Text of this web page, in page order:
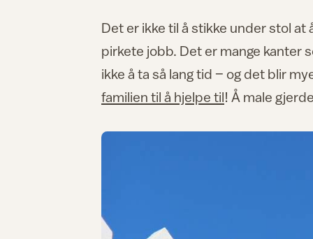
Det er ikke til å stikke under stol
pirkete jobb. Det er mange kanter
ikke å ta så lang tid – og det blir
familien til å hjelpe til! Å male